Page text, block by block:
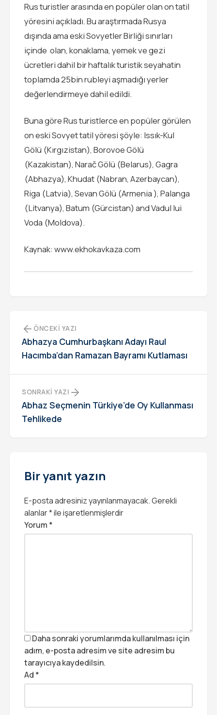
Rus turistler arasında en popüler olan on tatil
yöresini açıkladı. Bu araştırmada Rusya
dışında ama eski Sovyetler Birliği sınırları
içinde olan, konaklama, yemek ve gezi
ücretleri dahil bir haftalık turistik seyahatin
toplamda 25bin rubleyi aşmadığı yerler
değerlendirmeye dahil edildi.
Buna göre Rus turistlerce en popüler görülen
on eski Sovyet tatil yöresi şöyle: Issık-Kul
Gölü (Kırgızistan), Borovoe Gölü
(Kazakistan), Narač Gölü (Belarus), Gagra
(Abhazya), Khudat (Nabran, Azerbaycan),
Riga (Latvia), Sevan Gölü (Armenia ), Palanga
(Litvanya), Batum (Gürcistan) and Vadul lui
Voda (Moldova).
Kaynak: www.ekhokavkaza.com
ÖNCEKI YAZI
Abhazya Cumhurbaşkanı Adayı Raul
Hacımba’dan Ramazan Bayramı Kutlaması
SONRAKI YAZI
Abhaz Seçmenin Türkiye’de Oy Kullanması
Tehlikede
Bir yanıt yazın
E-posta adresiniz yayınlanmayacak.Gerekli
alanlar*ile işaretlenmişlerdir
Yorum *
Daha sonraki yorumlarımda kullanılması için
adım, e-posta adresim ve site adresim bu
tarayıcıya kaydedilsin.
Ad *